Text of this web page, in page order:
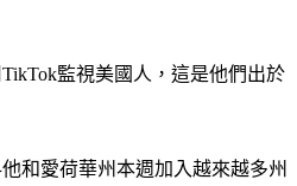
監視美國人，這是他們出於
和愛荷華州本週加入越來越多州